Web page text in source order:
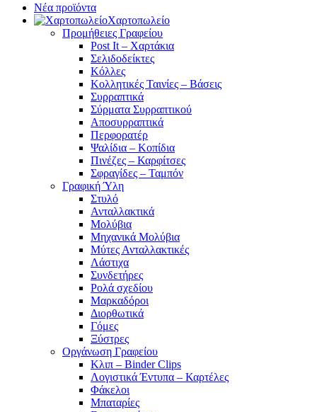
Νέα προϊόντα
Χαρτοπωλείο
Προμήθειες Γραφείου
Post It – Χαρτάκια
Σελιδοδείκτες
Κόλλες
Κολλητικές Ταινίες – Βάσεις
Συρραπτικά
Σύρματα Συρραπτικού
Αποσυρραπτικά
Περφορατέρ
Ψαλίδια – Κοπίδια
Πινέζες – Καρφίτσες
Σφραγίδες – Ταμπόν
Γραφική Ύλη
Στυλό
Ανταλλακτικά
Μολύβια
Μηχανικά Μολύβια
Μύτες Ανταλλακτικές
Λάστιχα
Συνδετήρες
Ρολά σχεδίου
Μαρκαδόροι
Διορθωτικά
Γόμες
Ξύστρες
Οργάνωση Γραφείου
Κλιπ – Binder Clips
Λογιστικά Έντυπα – Καρτέλες
Φάκελοι
Μπαταρίες